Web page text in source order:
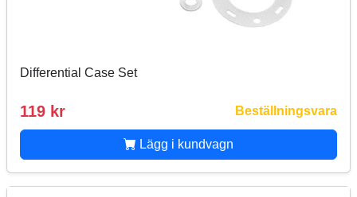
Differential Case Set
119 kr Beställningsvara
Lägg i kundvagn